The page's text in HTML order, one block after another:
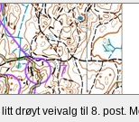
drøyt veivalg til 8. post.